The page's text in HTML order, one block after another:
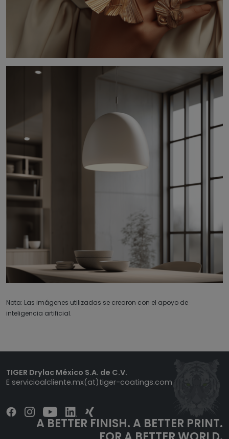
Nota: Las imágenes utilizadas se crearon con el apoyo de
inteligencia artificial.
TIGER Drylac México S.A. de C.V.
E servicioalcliente.mx(at)tiger-coatings.com
A BETTER FINISH. A BETTER PRINT.